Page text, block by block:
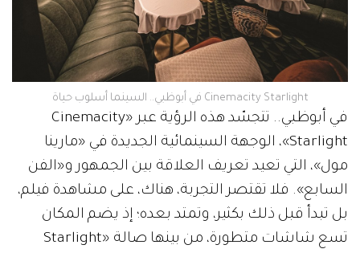
Cinemacity Starlight في أبوظبي.. السينما أسلوب حياة
في أبوظبي.. تتجسّد هذه الرؤية عبر «Cinemacity
Starlight»، الوجهة السينمائية الجديدة في «مارينا
مول»، التي تعيد تعريف العلاقة بين الجمهور و«الفن
السابع». فلا تقتصر التجربة، هناك، على مشاهدة فيلم،
بل تبدأ قبل ذلك بكثير، وتمتد بعده؛ إذ يضم المكان
تسع شاشات متطورة، من بينها صالة «Starlight